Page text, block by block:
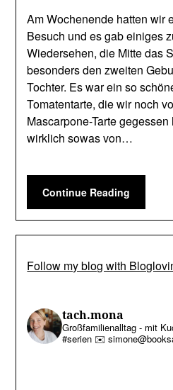
Am Wochenende hatten wir
Besuch und es gab einiges
Wiedersehen, die Mitte das
besonders den zweiten
Tochter. Es war ein so
Tomatentarte, die wir noch
Mascarpone-Tarte
wirklich sowas von…
Continue Reading
Follow my blog with
tach.mona
Großfamilienalltag - mit
#serien ✉️